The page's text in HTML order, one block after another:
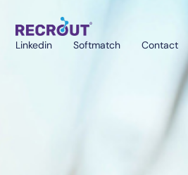
Linkedin Softmatch Contact